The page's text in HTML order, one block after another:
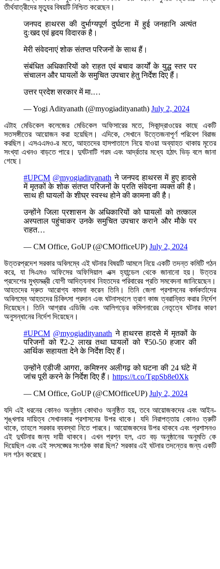
তীর্থযাত্রীদের মৃত্যুর বিষয়টি নিশ্চিত করেছেন।
जनपद हाथरस की दुर्भाग्यपूर्ण दुर्घटना में हुई जनहानि अत्यंत
दुःखद एवं हृदय विदारक है।
मेरी संवेदनाएं शोक संतप्त परिजनों के साथ हैं।
संबंधित अधिकारियों को राहत एवं बचाव कार्यों के युद्ध स्तर पर
संचालन और घायलों के समुचित उपचार हेतु निर्देश दिए हैं।
उत्तर प्रदेश सरकार में मा.…
— Yogi Adityanath (@myogiadityanath) July 2, 2024
এটাহ মেডিকেল কলেজের মেডিকেল অফিসারের মতে, সিকান্দ্রাওয়ের কাছে একটি
সতসঙ্গীতের আয়োজন করা হয়েছিল। এদিকে, সেখানে উত্তেজনাপূর্ণ পরিবেশ বিরাজ
করছিল। এসএএমও-র মতে, আহতদের হাসপাতালে নিয়ে যাওয়া অব্যাহত থাকায় মৃতের
সংখ্যা এখনও বাড়তে পারে। দুর্ঘটনাটি গরম এবং আর্দ্রতার মধ্যে হঠাৎ ভিড় বলে জানা
গেছে।
#UPCM @myogiadityanath ने जनपद हाथरस में हुए हादसे
में मृतकों के शोक संतप्त परिजनों के प्रति संवेदना व्यक्त की है।
साथ ही घायलों के शीघ्र स्वस्थ होने की कामना की है।
उन्होंने जिला प्रशासन के अधिकारियों को घायलों को तत्काल
अस्पताल पहुंचाकर उनके समुचित उपचार कराने और मौके पर
राहत…
— CM Office, GoUP (@CMOfficeUP) July 2, 2024
উত্তরপ্রদেশ সরকার অবিলম্বে এই ঘটনার বিষয়টি আমলে নিয়ে একটি তদন্ত কমিটি গঠন
করে, যা সিএমও অফিসের অফিসিয়াল এক্স হ্যান্ডেল থেকে জানানো হয়। উত্তর
প্রদেশের মুখ্যমন্ত্রী যোগী আদিত্যনাথ নিহতদের পরিবারের প্রতি সমবেদনা জানিয়েছেন।
আহতদের দ্রুত আরোগ্য কামনা করেন তিনি। তিনি জেলা প্রশাসনের কর্মকর্তাদের
অবিলম্বে আহতদের চিকিৎসা প্রদান এবং ঘটনাস্থলে ত্রাণ কাজ ত্বরান্বিত করার নির্দেশ
দিয়েছেন। তিনি আগ্রার এডিজি এবং আলিগড়ের কমিশনারের নেতৃত্বে ঘটনার কারণ
অনুসন্ধানের নির্দেশ দিয়েছেন।
#UPCM @myogiadityanath ने हाथरस हादसे में मृतकों के
परिजनों को ₹2-2 लाख तथा घायलों को ₹50-50 हजार की
आर्थिक सहायता देने के निर्देश दिए हैं।
उन्होंने एडीजी आगरा, कमिश्नर अलीगढ़ को घटना की 24 घंटे में
जांच पूरी करने के निर्देश दिए हैं। https://t.co/TgpSb8e0Xk
— CM Office, GoUP (@CMOfficeUP) July 2, 2024
যদি এই ধরনের কোনও অনুষ্ঠান কোথাও অনুষ্ঠিত হয়, তবে আয়োজকদের এবং আইন-
শৃঙ্খলার দায়িত্ব সেখানকার প্রশাসনের উপর থাকে। যদি নিরাপত্তায় কোনও ত্রুটি
থাকে, তাহলে সরকার ব্যবস্থা নিতে পারবে। আয়োজকদের উপর থাকবে এবং প্রশাসনও
এই দুর্ঘটনার জন্য দায়ী থাকবে। এখন প্রশ্ন হল, এত বড় অনুষ্ঠানের অনুমতি কে
দিয়েছিল এবং এই সৎসঙ্ঘের সংগঠক কারা ছিল? সরকার এই ঘটনার তদন্তের জন্য একটি
দল গঠন করেছে।